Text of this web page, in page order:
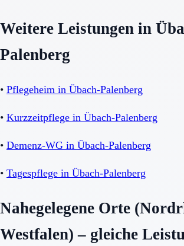
Weitere Leistungen in
Palenberg
• Pflegeheim in Übach-Palenberg
• Kurzzeitpflege in Übach-Palenberg
• Demenz-WG in Übach-Palenberg
• Tagespflege in Übach-Palenberg
Nahegelegene Orte
Westfalen) – gleiche